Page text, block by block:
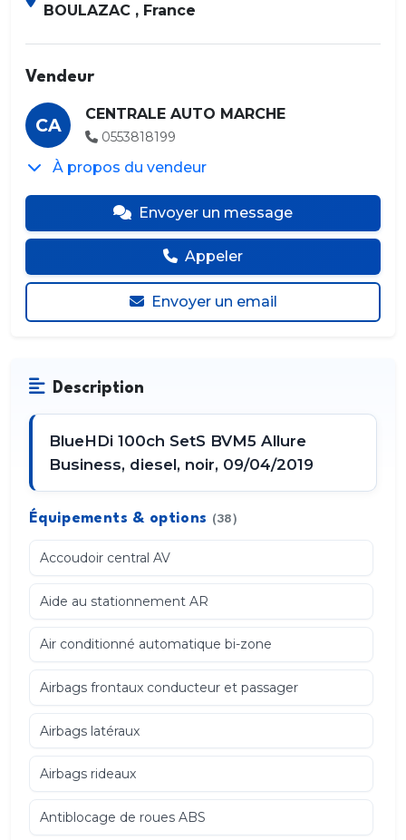
BOULAZAC , France
Vendeur
CA
CENTRALE AUTO MARCHE
0553818199
À propos du vendeur
Envoyer un message
Appeler
Envoyer un email
Description
BlueHDi 100ch SetS BVM5 Allure
Business, diesel, noir, 09/04/2019
Équipements & options (38)
Accoudoir central AV
Aide au stationnement AR
Air conditionné automatique bi-zone
Airbags frontaux conducteur et passager
Airbags latéraux
Airbags rideaux
Antiblocage de roues ABS